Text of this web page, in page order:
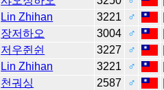
Lin Zhihan 3221 ♂
장저하오 3004 ♂
저우쥔쉰 3227 ♂
Lin Zhihan 3221 ♂
천궈싱 2587 ♂